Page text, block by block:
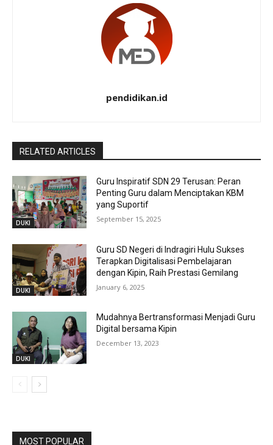
pendidikan.id
RELATED ARTICLES
DUKI
Guru Inspiratif SDN 29 Terusan: Peran
Penting Guru dalam Menciptakan KBM
yang Suportif
September 15, 2025
DUKI
Guru SD Negeri di Indragiri Hulu Sukses
Terapkan Digitalisasi Pembelajaran
dengan Kipin, Raih Prestasi Gemilang
January 6, 2025
DUKI
Mudahnya Bertransformasi Menjadi Guru
Digital bersama Kipin
December 13, 2023
MOST POPULAR